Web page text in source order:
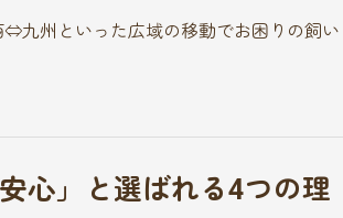
九州といった広域の移動でお困りの飼い
心」と選ばれる4つの理